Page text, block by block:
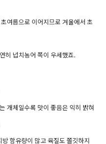
여름으로 이어지므로 겨울에서 초
히 넙치농어 쪽이 우세했죠.
개체일수록 맛이 좋음은 익히 밝혀
함유량이 많고 육질도 쫄깃하지